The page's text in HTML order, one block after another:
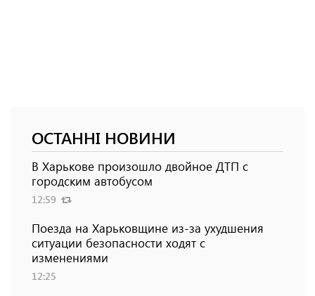
ОСТАННІ НОВИНИ
В Харькове произошло двойное ДТП с
городским автобусом
12:59
Поезда на Харьковщине из-за ухудшения
ситуации безопасности ходят с
изменениями
12:25